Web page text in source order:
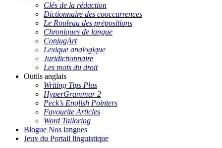
Clés de la rédaction
Dictionnaire des cooccurrences
Le Rouleau des prépositions
Chroniques de langue
ConjugArt
Lexique analogique
Juridictionnaire
Les mots du droit
Outils anglais
Writing Tips Plus
HyperGrammar 2
Peck’s English Pointers
Favourite Articles
Word Tailoring
Blogue Nos langues
Jeux du Portail linguistique